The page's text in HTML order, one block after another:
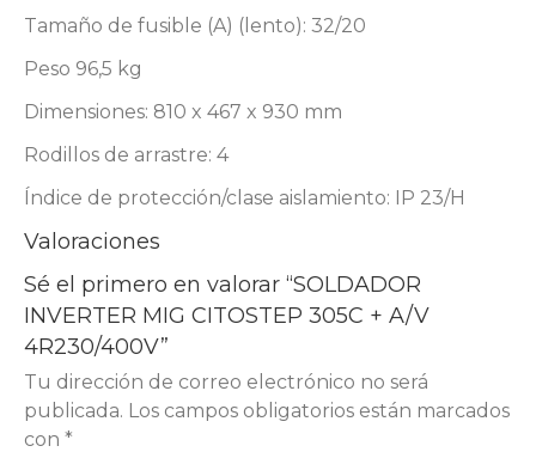
Tamaño de fusible (A) (lento): 32/20
Peso 96,5 kg
Dimensiones: 810 x 467 x 930 mm
Rodillos de arrastre: 4
Índice de protección/clase aislamiento: IP 23/H
Valoraciones
Sé el primero en valorar “SOLDADOR
INVERTER MIG CITOSTEP 305C + A/V
4R230/400V”
Tu dirección de correo electrónico no será
publicada. Los campos obligatorios están marcados
con *